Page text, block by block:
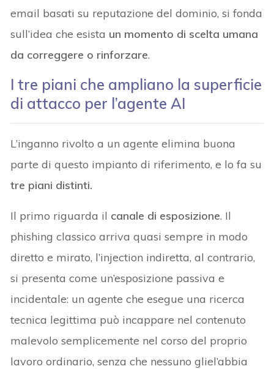
email basati su reputazione del dominio, si fonda
sull’idea che esista un momento di scelta umana
da correggere o rinforzare.
I tre piani che ampliano lasuperficie
di attacco per l’agente AI
L’inganno rivolto a un agente elimina buona
parte di questo impianto di riferimento, e lo fa su
tre piani distinti.
Il primo riguarda il canale di esposizione. Il
phishing classico arriva quasi sempre in modo
diretto e mirato, l’injection indiretta, al contrario,
si presenta come un’esposizione passiva e
incidentale: un agente che esegue una ricerca
tecnica legittima può incappare nel contenuto
malevolo semplicemente nel corso del proprio
lavoro ordinario, senza che nessuno gliel’abbia